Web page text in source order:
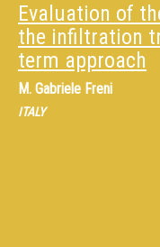
Evaluation of
the infiltration
term approach
M. Gabriele Freni
ITALY